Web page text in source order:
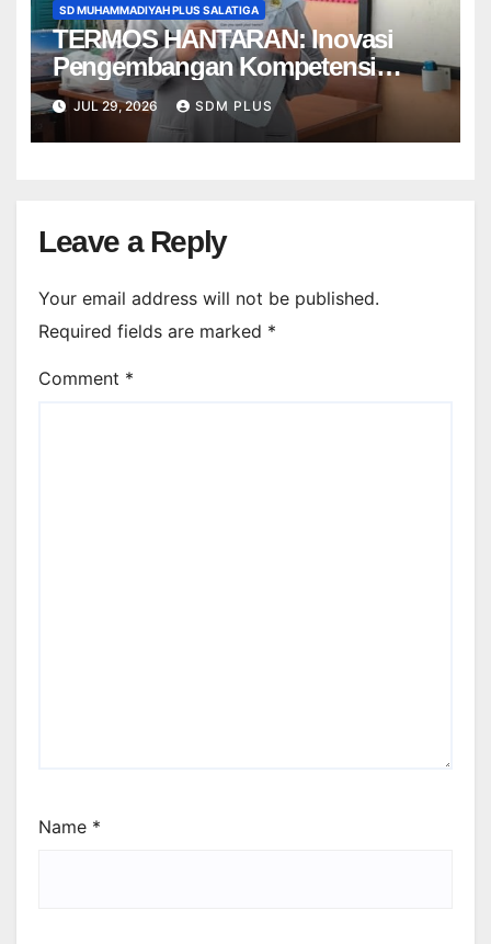
SD MUHAMMADIYAH PLUS SALATIGA
TERMOS HANTARAN: Inovasi
Pengembangan Kompetensi
Guru Bahasa Inggris SD
Muhammadiyah Plus Salatiga
JUL 29, 2026 SDM PLUS
Leave a Reply
Your email address will not be published.
Required fields are marked *
Comment *
Name *